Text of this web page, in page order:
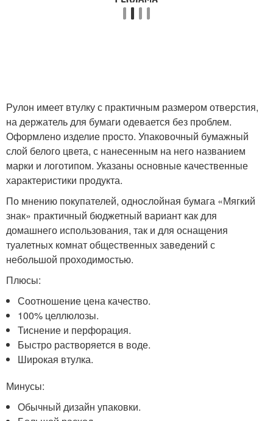
Рулон имеет втулку с практичным размером отверстия,
на держатель для бумаги одевается без проблем.
Оформлено изделие просто. Упаковочный бумажный
слой белого цвета, с нанесенным на него названием
марки и логотипом. Указаны основные качественные
характеристики продукта.
По мнению покупателей, однослойная бумага «Мягкий
знак» практичный бюджетный вариант как для
домашнего использования, так и для оснащения
туалетных комнат общественных заведений с
небольшой проходимостью.
Плюсы:
Соотношение цена качество.
100% целлюлозы.
Тиснение и перфорация.
Быстро растворяется в воде.
Широкая втулка.
Минусы:
Обычный дизайн упаковки.